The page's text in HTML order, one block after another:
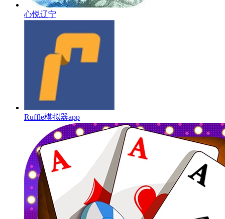
心悦辽宁
Ruffle模拟器app